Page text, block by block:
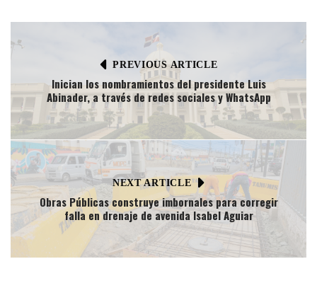
PREVIOUS ARTICLE
Inician los nombramientos del presidente Luis
Abinader, a través de redes sociales y WhatsApp
NEXT ARTICLE
Obras Públicas construye imbornales para corregir
falla en drenaje de avenida Isabel Aguiar